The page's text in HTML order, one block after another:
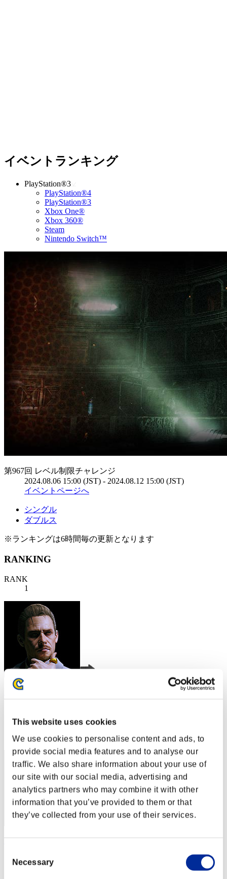
This website uses cookies
We use cookies to personalise content and ads, to
provide social media features and to analyse our
traffic. We also share information about your use of
our site with our social media, advertising and
analytics partners who may combine it with other
information that you’ve provided to them or that
they’ve collected from your use of their services.
Selection
Necessary
イベントランキング
PlayStation®3
PlayStation®4
PlayStation®3
Xbox One®
Xbox 360®
Steam
Nintendo Switch™
第967回 レベル制限チャレンジ
2024.08.06 15:00 (JST) - 2024.08.12 15:00 (JST)
イベントページへ
シングル
ダブルス
※ランキングは6時間毎の更新となります
RANKING
RANK
1
Barista BLACK
RANK
2
rivervo_39
スコア:Lv:1/00'59"42